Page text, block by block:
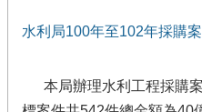
水利局100年至102年採購
本局辦理水利工程採購